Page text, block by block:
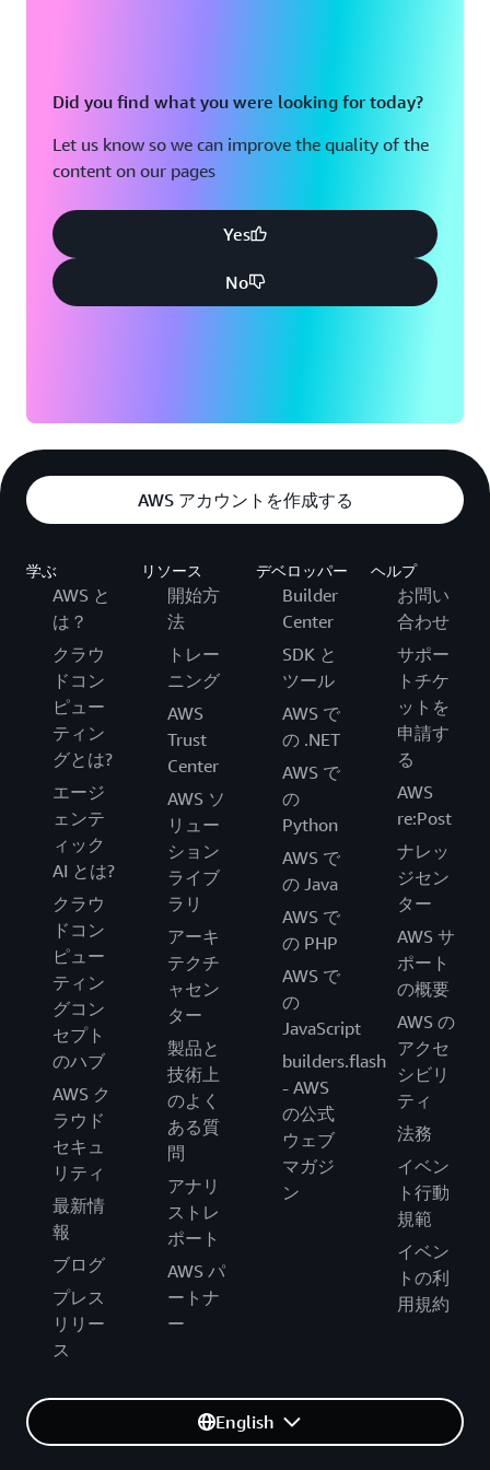
Did you find what you were looking for today?
Let us know so we can improve the quality of the
content on our pages
Yes
No
AWS アカウントを作成する
学ぶ
AWS と
は？
クラウ
ドコン
ピュー
ティン
グとは?
エージ
ェンテ
ィック
AI とは?
クラウ
ドコン
ピュー
ティン
グコン
セプト
のハブ
AWS ク
ラウド
セキュ
リティ
最新情
報
ブログ
プレス
リリー
ス
リソース
開始方
法
トレー
ニング
AWS
Trust
Center
AWS ソ
リュー
ション
ライブ
ラリ
アーキ
テクチ
ャセン
ター
製品と
技術上
のよく
ある質
問
アナリ
ストレ
ポート
AWS パ
ートナ
ー
デベロッパー
Builder
Center
SDK と
ツール
AWS で
の .NET
AWS で
の
Python
AWS で
の Java
AWS で
の PHP
AWS で
の
JavaScript
builders.flash
- AWS
の公式
ウェブ
マガジ
ン
ヘルプ
お問い
合わせ
サポー
トチケ
ットを
申請す
る
AWS
re:Post
ナレッ
ジセン
ター
AWS サ
ポート
の概要
AWS の
アクセ
シビリ
ティ
法務
イベン
ト行動
規範
イベン
トの利
用規約
English